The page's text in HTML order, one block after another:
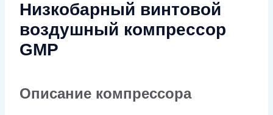
Низкобарный винтовой
воздушный компрессор
GMP
Описание компрессора